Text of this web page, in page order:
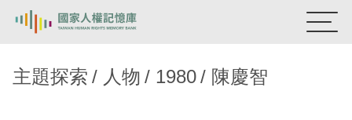
主題探索 人物 1980 陳慶智